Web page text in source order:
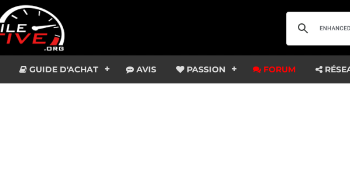
GUIDE D'ACHAT AVIS PASSION FORUM